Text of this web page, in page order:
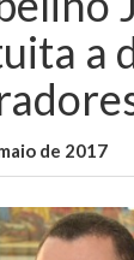
a
de 2017